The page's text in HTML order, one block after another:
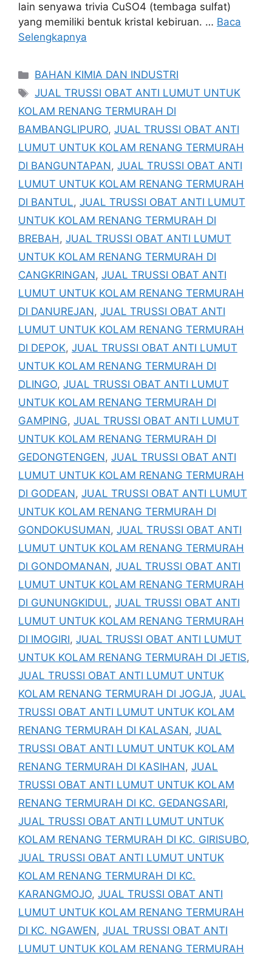
lain senyawa trivia CuSO4 (tembaga sulfat)
yang memiliki bentuk kristal kebiruan. … Baca
Selengkapnya
Kategori
BAHAN KIMIA DAN INDUSTRI
Tag
JUAL TRUSSI OBAT ANTI LUMUT UNTUK
KOLAM RENANG TERMURAH DI
BAMBANGLIPURO, JUAL TRUSSI OBAT ANTI
LUMUT UNTUK KOLAM RENANG TERMURAH
DI BANGUNTAPAN, JUAL TRUSSI OBAT ANTI
LUMUT UNTUK KOLAM RENANG TERMURAH
DI BANTUL, JUAL TRUSSI OBAT ANTI LUMUT
UNTUK KOLAM RENANG TERMURAH DI
BREBAH, JUAL TRUSSI OBAT ANTI LUMUT
UNTUK KOLAM RENANG TERMURAH DI
CANGKRINGAN, JUAL TRUSSI OBAT ANTI
LUMUT UNTUK KOLAM RENANG TERMURAH
DI DANUREJAN, JUAL TRUSSI OBAT ANTI
LUMUT UNTUK KOLAM RENANG TERMURAH
DI DEPOK, JUAL TRUSSI OBAT ANTI LUMUT
UNTUK KOLAM RENANG TERMURAH DI
DLINGO, JUAL TRUSSI OBAT ANTI LUMUT
UNTUK KOLAM RENANG TERMURAH DI
GAMPING, JUAL TRUSSI OBAT ANTI LUMUT
UNTUK KOLAM RENANG TERMURAH DI
GEDONGTENGEN, JUAL TRUSSI OBAT ANTI
LUMUT UNTUK KOLAM RENANG TERMURAH
DI GODEAN, JUAL TRUSSI OBAT ANTI LUMUT
UNTUK KOLAM RENANG TERMURAH DI
GONDOKUSUMAN, JUAL TRUSSI OBAT ANTI
LUMUT UNTUK KOLAM RENANG TERMURAH
DI GONDOMANAN, JUAL TRUSSI OBAT ANTI
LUMUT UNTUK KOLAM RENANG TERMURAH
DI GUNUNGKIDUL, JUAL TRUSSI OBAT ANTI
LUMUT UNTUK KOLAM RENANG TERMURAH
DI IMOGIRI, JUAL TRUSSI OBAT ANTI LUMUT
UNTUK KOLAM RENANG TERMURAH DI JETIS,
JUAL TRUSSI OBAT ANTI LUMUT UNTUK
KOLAM RENANG TERMURAH DI JOGJA, JUAL
TRUSSI OBAT ANTI LUMUT UNTUK KOLAM
RENANG TERMURAH DI KALASAN, JUAL
TRUSSI OBAT ANTI LUMUT UNTUK KOLAM
RENANG TERMURAH DI KASIHAN, JUAL
TRUSSI OBAT ANTI LUMUT UNTUK KOLAM
RENANG TERMURAH DI KC. GEDANGSARI,
JUAL TRUSSI OBAT ANTI LUMUT UNTUK
KOLAM RENANG TERMURAH DI KC. GIRISUBO,
JUAL TRUSSI OBAT ANTI LUMUT UNTUK
KOLAM RENANG TERMURAH DI KC.
KARANGMOJO, JUAL TRUSSI OBAT ANTI
LUMUT UNTUK KOLAM RENANG TERMURAH
DI KC. NGAWEN, JUAL TRUSSI OBAT ANTI
LUMUT UNTUK KOLAM RENANG TERMURAH